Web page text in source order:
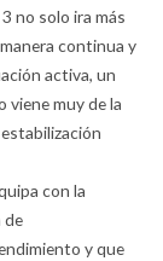
3 no solo ira más
continua y
activa, un
viene muy de la
con la
de
y que